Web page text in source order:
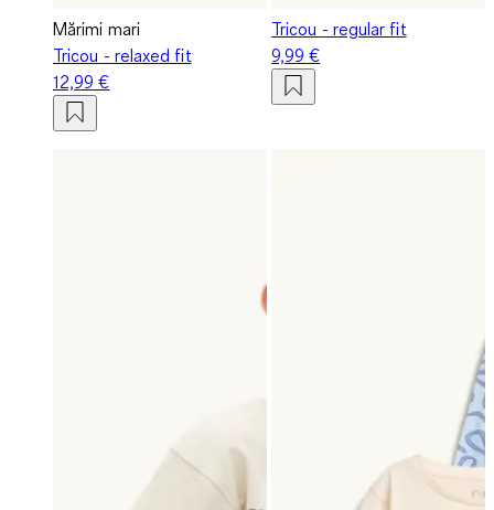
Mărimi mari
Tricou - relaxed fit
12,99 €
Tricou - regular fit
9,99 €